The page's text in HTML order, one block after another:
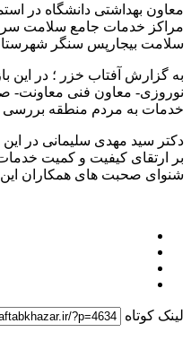
معاون بهداشتی دانشگاه در
مراکز خدمات جامع سلامت
سلامت بیجارپس سنگر
به گزارش آفتاب خزر ؛ در این
نوروزی- معاون فنی معاونت-
خدمات به مردم منطقه
دکتر سید مهدی سلیمانی در این
بر ارتقای کیفیت و کمیت
شنوای صحبت های همکاران این
لینک کوتاه